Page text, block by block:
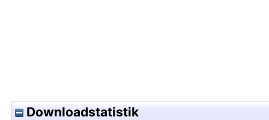
Downloadstatistik